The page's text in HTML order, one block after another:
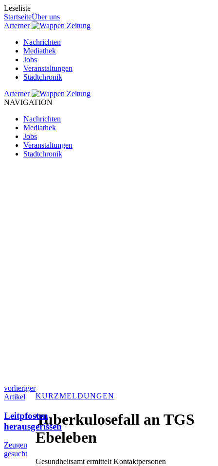
Leseliste
StartseiteÜber uns
Arterner
Zeitung
Nachrichten
Mediathek
Jobs
Veranstaltungen
Stadtchronik
Arterner
Zeitung
NAVIGATION
Nachrichten
Mediathek
Jobs
Veranstaltungen
Stadtchronik
vorheriger
Artikel
Leitpfosten
herausgerissen
Zeugen
gesucht
KURZMELDUNGEN
Tuberkulosefall an TGS
Ebeleben
Gesundheitsamt ermittelt Kontaktpersonen